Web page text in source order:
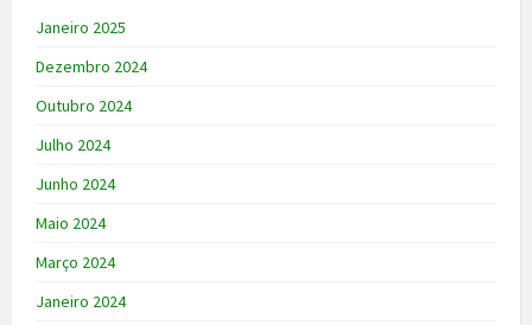
Janeiro 2025
Dezembro 2024
Outubro 2024
Julho 2024
Junho 2024
Maio 2024
Março 2024
Janeiro 2024